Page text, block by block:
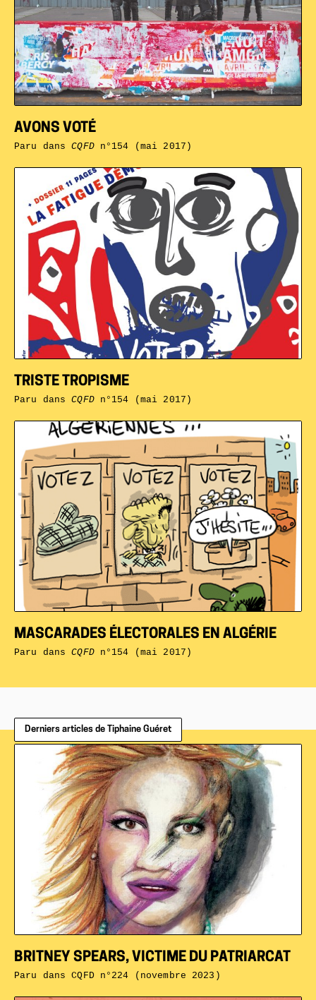
MASCARADES ÉLECTORALES EN ALGÉRIE
Paru dansCQFDn°154 (mai 2017)
TRISTE TROPISME
Paru dansCQFDn°154 (mai 2017)
AVONS VOTÉ
Paru dansCQFDn°154 (mai 2017)
Derniers articles de Tiphaine Guéret
BRITNEY SPEARS, VICTIME DU PATRIARCAT
Paru dansCQFD n°224 (novembre 2023)